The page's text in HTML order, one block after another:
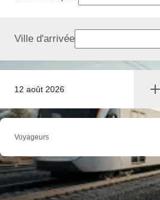
12 août 2026
Ville d'arrivée
Voyageurs